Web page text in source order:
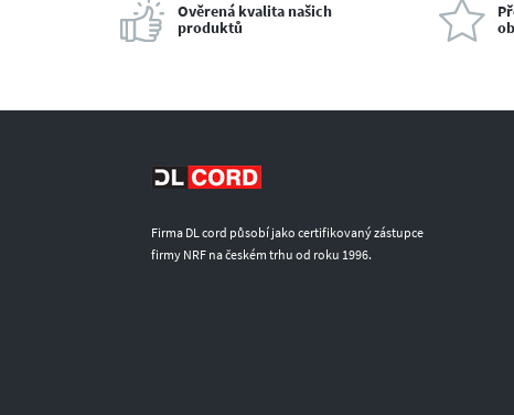
Ověrená kvalita našich
produktů
Firma DL cord působí jako certifikovaný zástupce
firmy NRF na českém trhu od roku 1996.